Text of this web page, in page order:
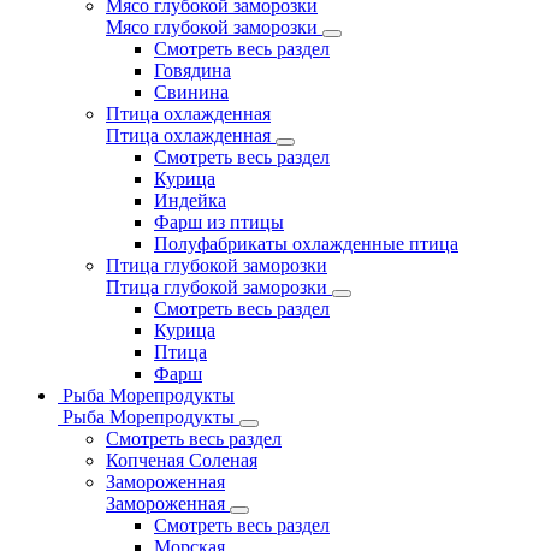
Мясо глубокой заморозки
Мясо глубокой заморозки
Смотреть весь раздел
Говядина
Свинина
Птица охлажденная
Птица охлажденная
Смотреть весь раздел
Курица
Индейка
Фарш из птицы
Полуфабрикаты охлажденные птица
Птица глубокой заморозки
Птица глубокой заморозки
Смотреть весь раздел
Курица
Птица
Фарш
Рыба Морепродукты
Рыба Морепродукты
Смотреть весь раздел
Копченая Соленая
Замороженная
Замороженная
Смотреть весь раздел
Морская